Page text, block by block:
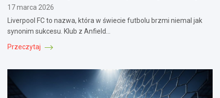
17 marca 2026
Liverpool FC to nazwa, która w świecie futbolu brzmi niemal jak
synonim sukcesu. Klub z Anfield…
Przeczytaj